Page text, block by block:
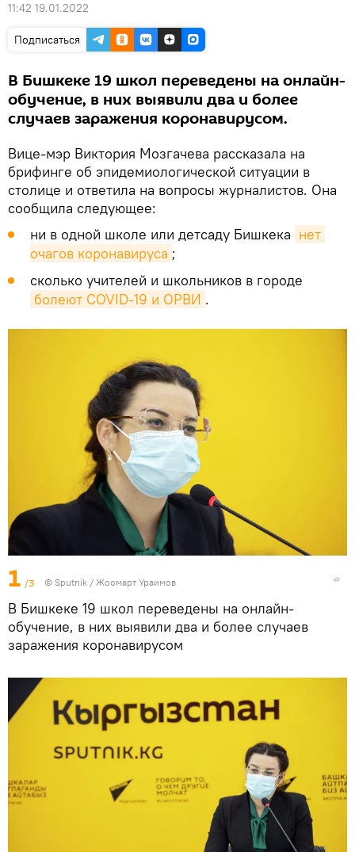
11:42 19.01.2022
Подписаться
В Бишкеке 19 школ переведены на онлайн-
обучение, в них выявили два и более
случаев заражения коронавирусом.
Вице-мэр Виктория Мозгачева рассказала на
брифинге об эпидемиологической ситуации в
столице и ответила на вопросы журналистов. Она
сообщила следующее:
ни в одной школе или детсаду Бишкека нет
очагов коронавируса ;
сколько учителей и школьников в городе
болеют COVID-19 и ОРВИ .
1 /3 © Sputnik / Жоомарт Ураимов
В Бишкеке 19 школ переведены на онлайн-
обучение, в них выявили два и более случаев
заражения коронавирусом